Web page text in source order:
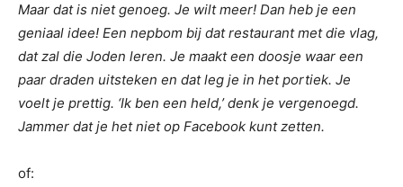
Maar dat is niet genoeg. Je wilt meer! Dan heb je een
geniaal idee! Een nepbom bij dat restaurant met die vlag,
dat zal die Joden leren. Je maakt een doosje waar een
paar draden uitsteken en dat leg je in het portiek. Je
voelt je prettig. ‘Ik ben een held,’ denk je vergenoegd.
Jammer dat je het niet op Facebook kunt zetten.
of: